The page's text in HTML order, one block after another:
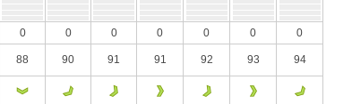
0 0 0 0 0 0 0
88 90 91 91 92 93 94